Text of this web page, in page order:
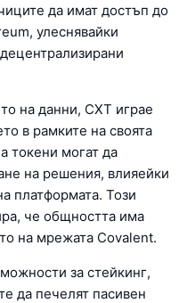
да имат достъп до
улеснявайки
на данни, CXT играе
в рамките на своята
токени могат да
на решения, влияейки
платформата. Този
че общността има
на мрежата Covalent.
за стейкинг,
да печелят пасивен